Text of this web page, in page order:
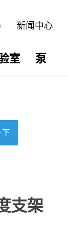
新闻中心
下
室 泵
支架